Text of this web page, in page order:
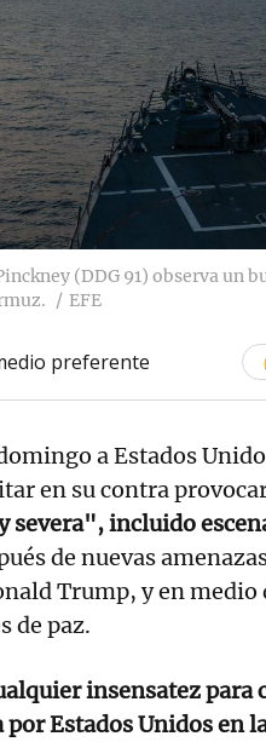
(DDG 91) observa un
EFE
preferente
a Estados
en su contra
severa", incluido
de nuevas
Trump, y en
de paz.
insensatez para
Estados Unidos en